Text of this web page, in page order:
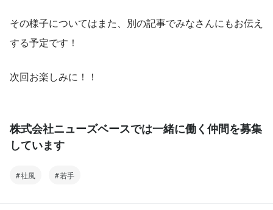
その様子についてはまた、別の記事でみなさんにもお伝え
する予定です！
次回お楽しみに！！
株式会社ニューズベースでは一緒に働く仲間を募集
しています
社風 若手